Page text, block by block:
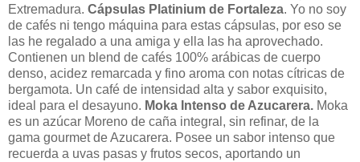
Extremadura. Cápsulas Platinium de Fortaleza. Yo no soy
de cafés ni tengo máquina para estas cápsulas, por eso se
las he regalado a una amiga y ella las ha aprovechado.
Contienen un blend de cafés 100% arábicas de cuerpo
denso, acidez remarcada y fino aroma con notas cítricas de
bergamota. Un café de intensidad alta y sabor exquisito,
ideal para el desayuno. Moka Intenso de Azucarera. Moka
es un azúcar Moreno de caña integral, sin refinar, de la
gama gourmet de Azucarera. Posee un sabor intenso que
recuerda a uvas pasas y frutos secos, aportando un